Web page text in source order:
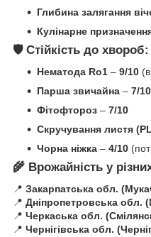
Глибина залягання
Кулінарне
🛡️ Стійкість до хвороб:
Нематода Ro1 – 9/10
Парша звичайна – 7/10
Фітофтороз – 7/10
Скручування листя
Чорна ніжка – 4/10
🌾 Врожайність у
📍 Закарпатська обл.
📍 Дніпропетровська обл.
📍 Черкаська обл.
📍 Чернігівська обл.